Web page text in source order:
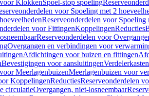
KlokkenSpoel-stop spoeling
voor Spoeling met 2
Reserveonderdelen voor Spoeling
voor FittingenKoppelingenReducties
Reserveonderdelen voor
Overgangen en verbindingen voor
Afdichtingen voor buizen en fittingen
Bevestigingen voor aansluitingenVerdelerkasten
MeerlagenbuizenMeerlagenbuizen voor
KoppelingenReductiesReserveonderdelen
circulatieOvergangen, niet-losneembaar